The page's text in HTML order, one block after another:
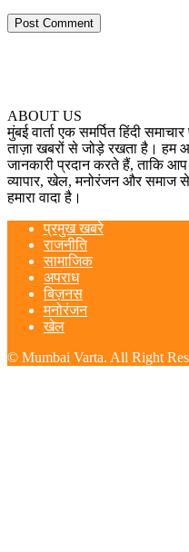
ABOUT US
मुंबई वार्ता एक समर्पित हिंदी
ताज़ा खबरों से जोड़े रखता है। हम
जानकारी प्रदान करते हैं, ताकि
व्यापार, खेल, मनोरंजन और समाज
हमारा वादा है।
प्रमुख खबरे
राजनीति
सामाजिक
अपराध
बिज़नस
मनोरंजन
खेल
© Mumbai Varta. All Right